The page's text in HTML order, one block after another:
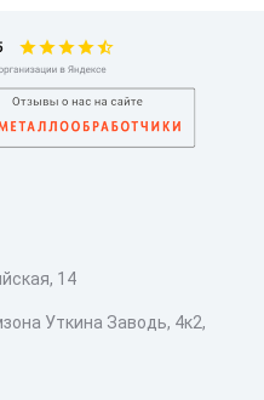
14
Уткина Заводь, 4к2,